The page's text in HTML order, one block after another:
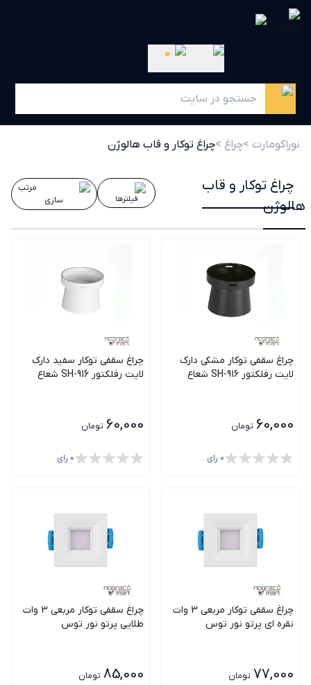
0
نوراکومارت >چراغ >چراغ توکار و قاب هالوژن
چراغ توکار و قاب
هالوژن
فیلترها
مرتب
سازی
چراغ سقفی توکار مشکی دارک
لایت رفلکتور SH-916 شعاع
60,000 تومان
0 رای
چراغ سقفی توکار سفید دارک
لایت رفلکتور SH-916 شعاع
60,000 تومان
0 رای
چراغ سقفی توکار مربعی 3 وات
نقره ای پرتو نور توس
77,000 تومان
چراغ سقفی توکار مربعی 3 وات
طلایی پرتو نور توس
85,000 تومان